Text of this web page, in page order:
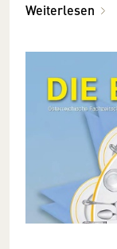
Weiterlesen